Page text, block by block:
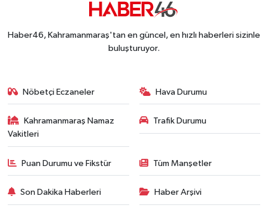
Kahramanmaraş-Göksun Yolunu Kullananlar
Kahramanmaraş'ın Tarihi Mirası İçin Ankara'da
Haber46, Kahramanmaraş'tan en güncel, en hızlı haberleri sizinle
buluşturuyor.
Nöbetçi Eczaneler Hava Durumu
Kahramanmaraş Namaz
Vakitleri
Trafik Durumu
Puan Durumu ve Fikstür Tüm Manşetler
Son Dakika Haberleri Haber Arşivi